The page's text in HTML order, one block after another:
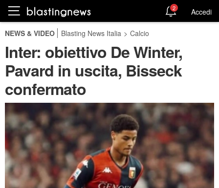
2 Accedi
NEWS & VIDEO Blasting News Italia > Calcio
Inter: obiettivo De Winter,
Pavard in uscita, Bisseck
confermato